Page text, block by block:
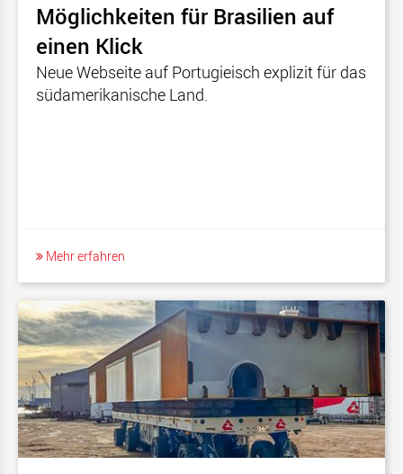
Möglichkeiten für Brasilien auf
einen Klick
Neue Webseite auf Portugieisch explizit für das
südamerikanische Land.
Mehr erfahren